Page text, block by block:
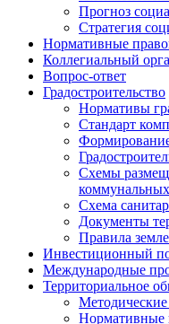
Прогноз
Стратегия
Нормативные
Коллегиальный
Вопрос-ответ
Градостроительство
Нормативы
Стандарт
Схемы
Схема
Документы
Правила
Инвестиционный
Международные
Территориальное
Нормативные